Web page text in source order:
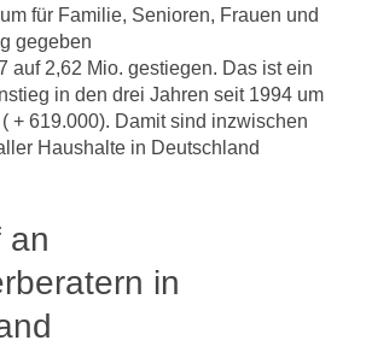
für Familie, Senioren, Frauen und
gegeben
auf 2,62 Mio. gestiegen. Das ist ein
in den drei Jahren seit 1994 um
+ 619.000). Damit sind inzwischen
Haushalte in Deutschland
an
in